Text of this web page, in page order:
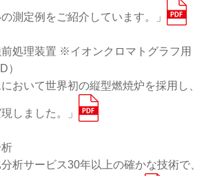
測定例をご紹介しています。」
処理装置 ※イオンクロマトグラフ用
）
おいて世界初の縦型燃焼炉を採用し、
しました。」
析サービス30年以上の確かな技術で、